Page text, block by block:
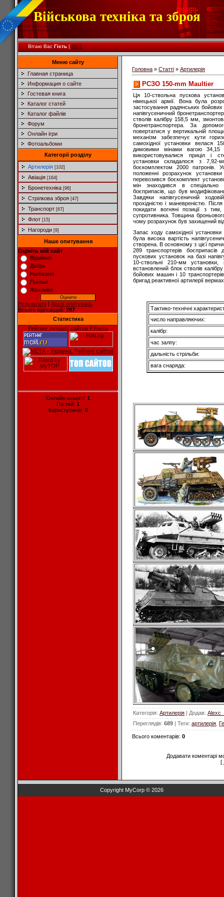
Військова техніка та зброя
Вітаю Вас Гість|RSS
Меню сайту
Главная страница
Информация о сайте
Гостевая книга
Каталог статей
Каталог файлів
Форум
Онлайн ігри
Фотоальбоми
Категорії розділу
Артилерія [102]
Авіація [164]
Бронетехніка [96]
Стрілкова зброя [47]
Транспорт [67]
Флот [15]
Нагороди [9]
Наше опитування
Оцініть мій сайт
Відмінно
Добре
Непогано
Погано
Жахливо
Результати | Архів опитувань
Всього відповідей: 207
Статистика
Рейтинг лучших сайтов РУнета
Онлайн всього: 1
Гостей: 1
Користувачів: 0
Головна » Статті » Артилерія
РСЗО 150-mm Maultier
Ця 10-ствольна пускова
німецької армії. Вона була
застосування радянських
напівгусеничний
стволів калібру 158,5 мм,
бронетранспортера. За
повертатися у вертикальній
механізм забезпечує кути
самохідної установки велася
димовими мінами вагою 34,15
використовувалися приціл і
установки складалося з
боєкомплектом 2000 патронів.
положенні розрахунок
перевозився боєкомплект
мін знаходився в спеціально
боєприпасів, що був
Завдяки напівгусеничній
прохідністю і маневреністю.
покидати вогняні позиції з
супротивника. Товщина
чому розрахунок був захищений від
Запас ходу самохідної
була висока вартість
створена. В основному з цієї
289 транспортерів
пускових установок на базі
10-ствольні 210-мм
встановлений блок стволів
бойових машин і 10
бригад реактивної артилерії
Тактико-технічні
число направляючих:
калібр:
час залпу:
дальність стрільби:
вага снаряда:
Категорія: Артилерія | Додав:
Переглядів: 689 | Теги: артилерія
Всього коментарів: 0
Додавати коментарі
[
Copyright MyCorp © 2026